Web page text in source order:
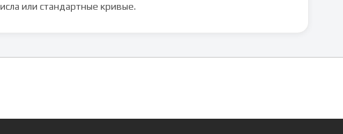
или стандартные кривые.